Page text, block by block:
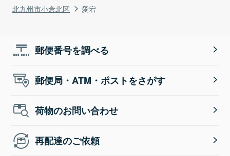
北九州市小倉北区
愛宕
郵便番号を調べる
郵便局・ATM・ポストをさがす
荷物のお問い合わせ
再配達のご依頼